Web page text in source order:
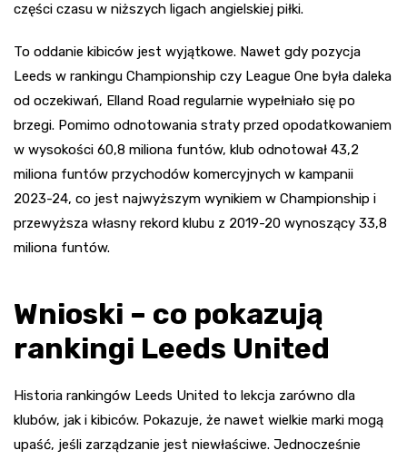
części czasu w niższych ligach angielskiej piłki.
To oddanie kibiców jest wyjątkowe. Nawet gdy pozycja
Leeds w rankingu Championship czy League One była daleka
od oczekiwań, Elland Road regularnie wypełniało się po
brzegi. Pomimo odnotowania straty przed opodatkowaniem
w wysokości 60,8 miliona funtów, klub odnotował 43,2
miliona funtów przychodów komercyjnych w kampanii
2023-24, co jest najwyższym wynikiem w Championship i
przewyższa własny rekord klubu z 2019-20 wynoszący 33,8
miliona funtów.
Wnioski – co pokazują
rankingi Leeds United
Historia rankingów Leeds United to lekcja zarówno dla
klubów, jak i kibiców. Pokazuje, że nawet wielkie marki mogą
upaść, jeśli zarządzanie jest niewłaściwe. Jednocześnie